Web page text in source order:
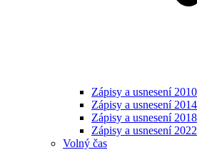
Zápisy a usnesení
Zápisy a usnesení
Zápisy a usnesení
Zápisy a usnesení
Volný čas